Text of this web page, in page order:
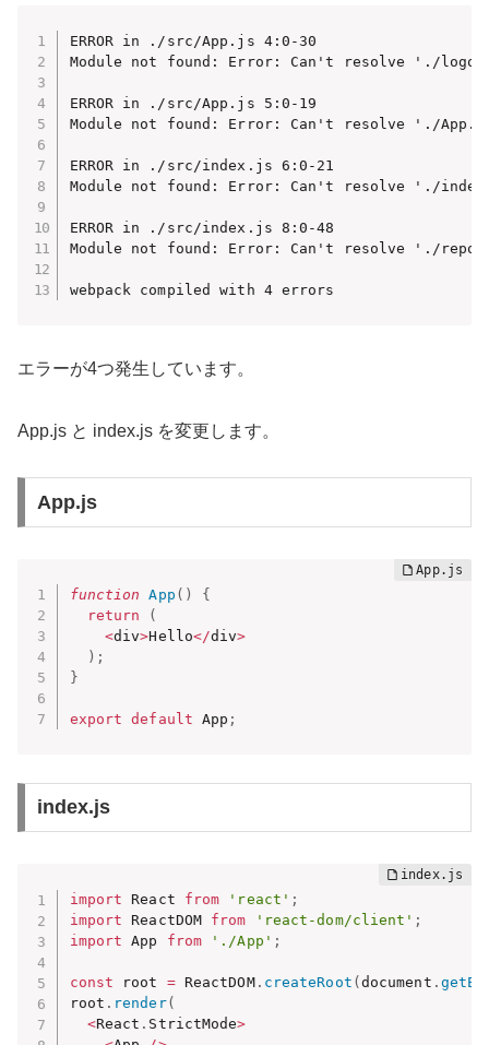
ERROR in ./src/App.js 4:0-30
Module not found: Error: Can't resolve './
ERROR in ./src/App.js 5:0-19
Module not found: Error: Can't resolve './
ERROR in ./src/index.js 6:0-21
Module not found: Error: Can't resolve './
ERROR in ./src/index.js 8:0-48
Module not found: Error: Can't resolve './
webpack compiled with 4 errors
エラーが4つ発生しています。
App.js と index.js を変更します。
App.js
function App ( )
{
return
(
<div>Hello</div>
) ;
}
export default App ;
index.js
import React from 'react' ;
import ReactDOM from 'react-dom/client' ;
import App from './App' ;
const root = ReactDOM. createRoot ( document .
root . render(
<React . StrictMode>